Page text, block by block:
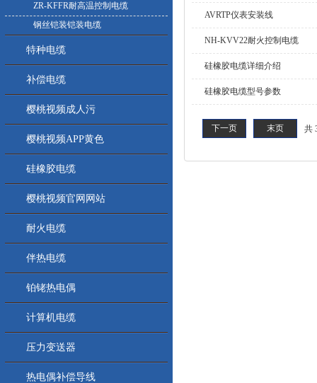
ZR-KFFR耐高温控制电缆
钢丝铠装铠装电缆
特种电缆
补偿电缆
樱桃视频成人污
樱桃视频APP黄色
硅橡胶电缆
樱桃视频官网网站
耐火电缆
伴热电缆
铂铑热电偶
计算机电缆
压力变送器
热电偶补偿导线
AVRTP仪表安装线
NH-KVV22耐火控制电缆
硅橡胶电缆详细介绍
硅橡胶电缆型号参数
共
下一页 末页